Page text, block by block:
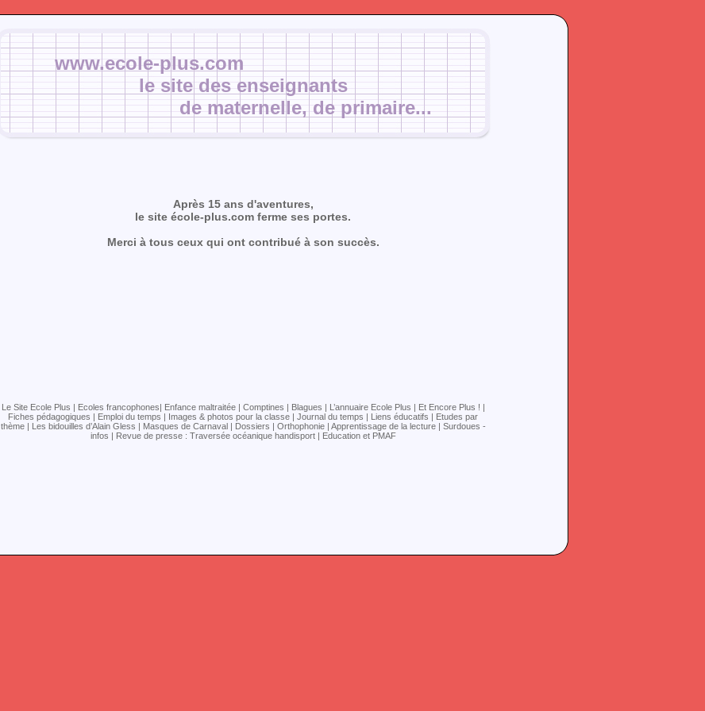
www.ecole-plus.com
le site des enseignants
de maternelle, de primaire...
Après 15 ans d'aventures,
le site école-plus.com ferme ses portes.
Merci à tous ceux qui ont contribué à son succès.
Le Site Ecole Plus | Ecoles francophones| Enfance maltraitée | Comptines | Blagues | L’annuaire Ecole Plus | Et Encore Plus ! |
Fiches pédagogiques | Emploi du temps | Images & photos pour la classe | Journal du temps | Liens éducatifs | Etudes par
thème | Les bidouilles d’Alain Gless | Masques de Carnaval | Dossiers | Orthophonie | Apprentissage de la lecture | Surdoues -
infos | Revue de presse : Traversée océanique handisport | Education et PMAF